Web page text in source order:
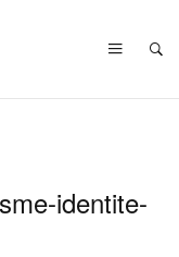
identite-